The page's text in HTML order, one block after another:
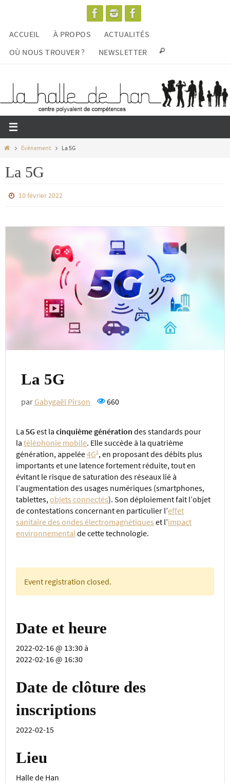
contenu
ACCUEIL À PROPOS
ACTUALITÉS
OÙ NOUS TROUVER ?
NEWSLETTER
HomeÉvènement La 5G
La 5G
10 février 2022
La 5G
par Gabygaël Pirson 660
La 5G est la cinquième génération des standards pour
la téléphonie mobile. Elle succède à la quatrième
génération, appelée4G1, en proposant des débits plus
importants et une latence fortement réduite, tout en
évitant le risque de saturation des réseaux lié à
l’augmentation des usages numériques (smartphones,
tablettes, objets connectés). Son déploiement fait l’objet
de contestations concernant en particulier l’effet
sanitaire des ondes électromagnétiques et l’impact
environnemental de cette technologie.
Event registration closed.
Date et heure
2022-02-16 @ 13:30 à
2022-02-16 @ 16:30
Date de clôture des
inscriptions
2022-02-15
Lieu
Halle de Han